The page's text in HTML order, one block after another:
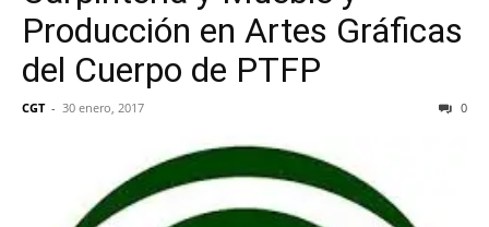
Producción en Artes Gráficas
del Cuerpo de PTFP
CGT - 30 enero, 2017 0